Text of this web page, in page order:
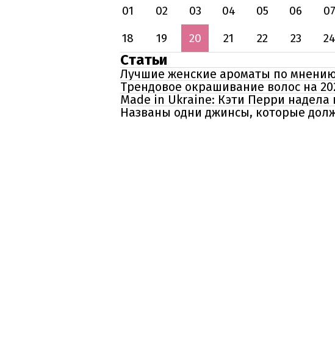
01
02 03 04 05 06 07
18
19 20 21 22 23 24
Статьи
Лучшие женские ароматы по
Трендовое окрашивание волос на
Made in Ukraine: Кэти Перри надела
Названы одни джинсы, которые